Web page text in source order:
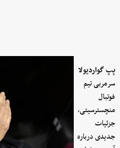
پپ گواردیولا
سرمربی تیم
فوتبال
منچسترسیتی،
جزئیات
جدیدی درباره